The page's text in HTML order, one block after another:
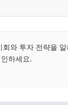
와 투자 전략을
인하세요.